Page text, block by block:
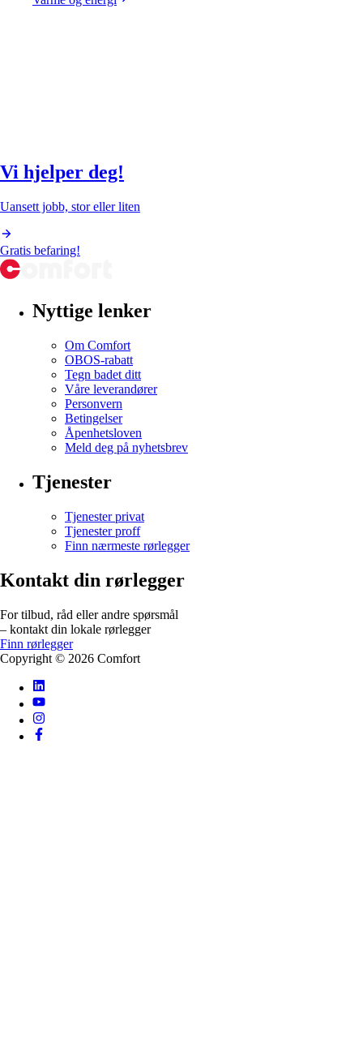
Vi hjelper deg!
Uansett jobb, stor eller liten
Gratis befaring!
Nyttige lenker
Om Comfort
OBOS-rabatt
Tegn badet ditt
Våre leverandører
Personvern
Betingelser
Åpenhetsloven
Meld deg på nyhetsbrev
Tjenester
Tjenester privat
Tjenester proff
Finn nærmeste rørlegger
Kontakt din rørlegger
For tilbud, råd eller andre spørsmål
– kontakt din lokale rørlegger
Finn rørlegger
Copyright © 2026 Comfort